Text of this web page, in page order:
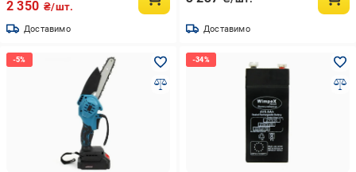
2 350 ₴/шт.
Доставимо Доставимо